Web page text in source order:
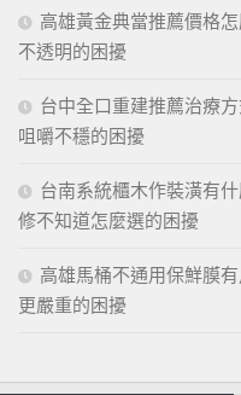
高雄黃金典當推薦價格
不透明的困擾
台中全口重建推薦治療
咀嚼不穩的困擾
台南系統櫃木作裝潢有
修不知道怎麼選的困擾
高雄馬桶不通用保鮮膜
更嚴重的困擾